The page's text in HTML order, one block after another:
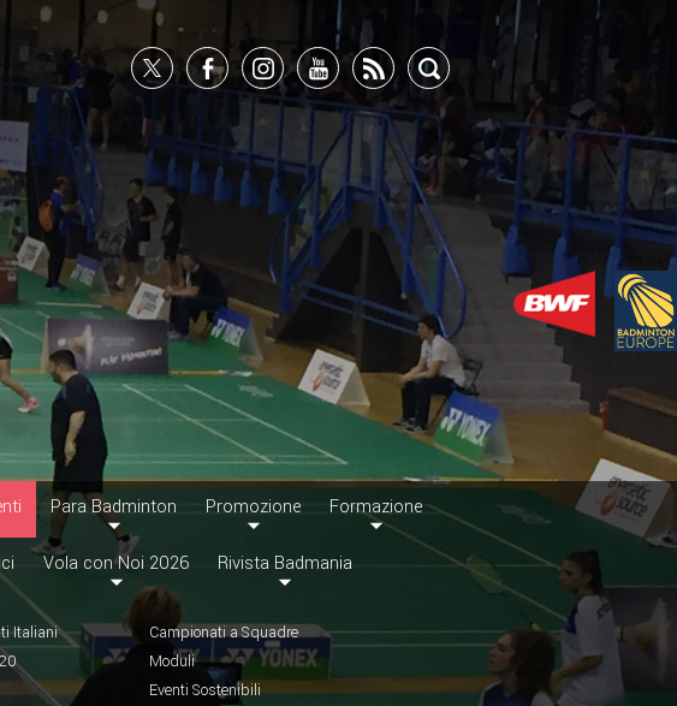
Para Badminton Promozione Formazione
Vola con Noi 2026 Rivista Badmania
Italiani
Campionati a Squadre
Moduli
Eventi Sostenibili